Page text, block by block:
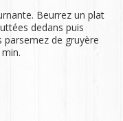
Beurrez un plat
dedans puis
parsemez de gruyère